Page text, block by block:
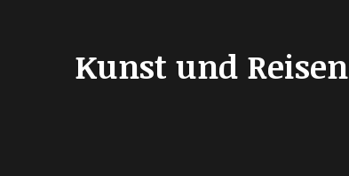
Kunst und Reisen